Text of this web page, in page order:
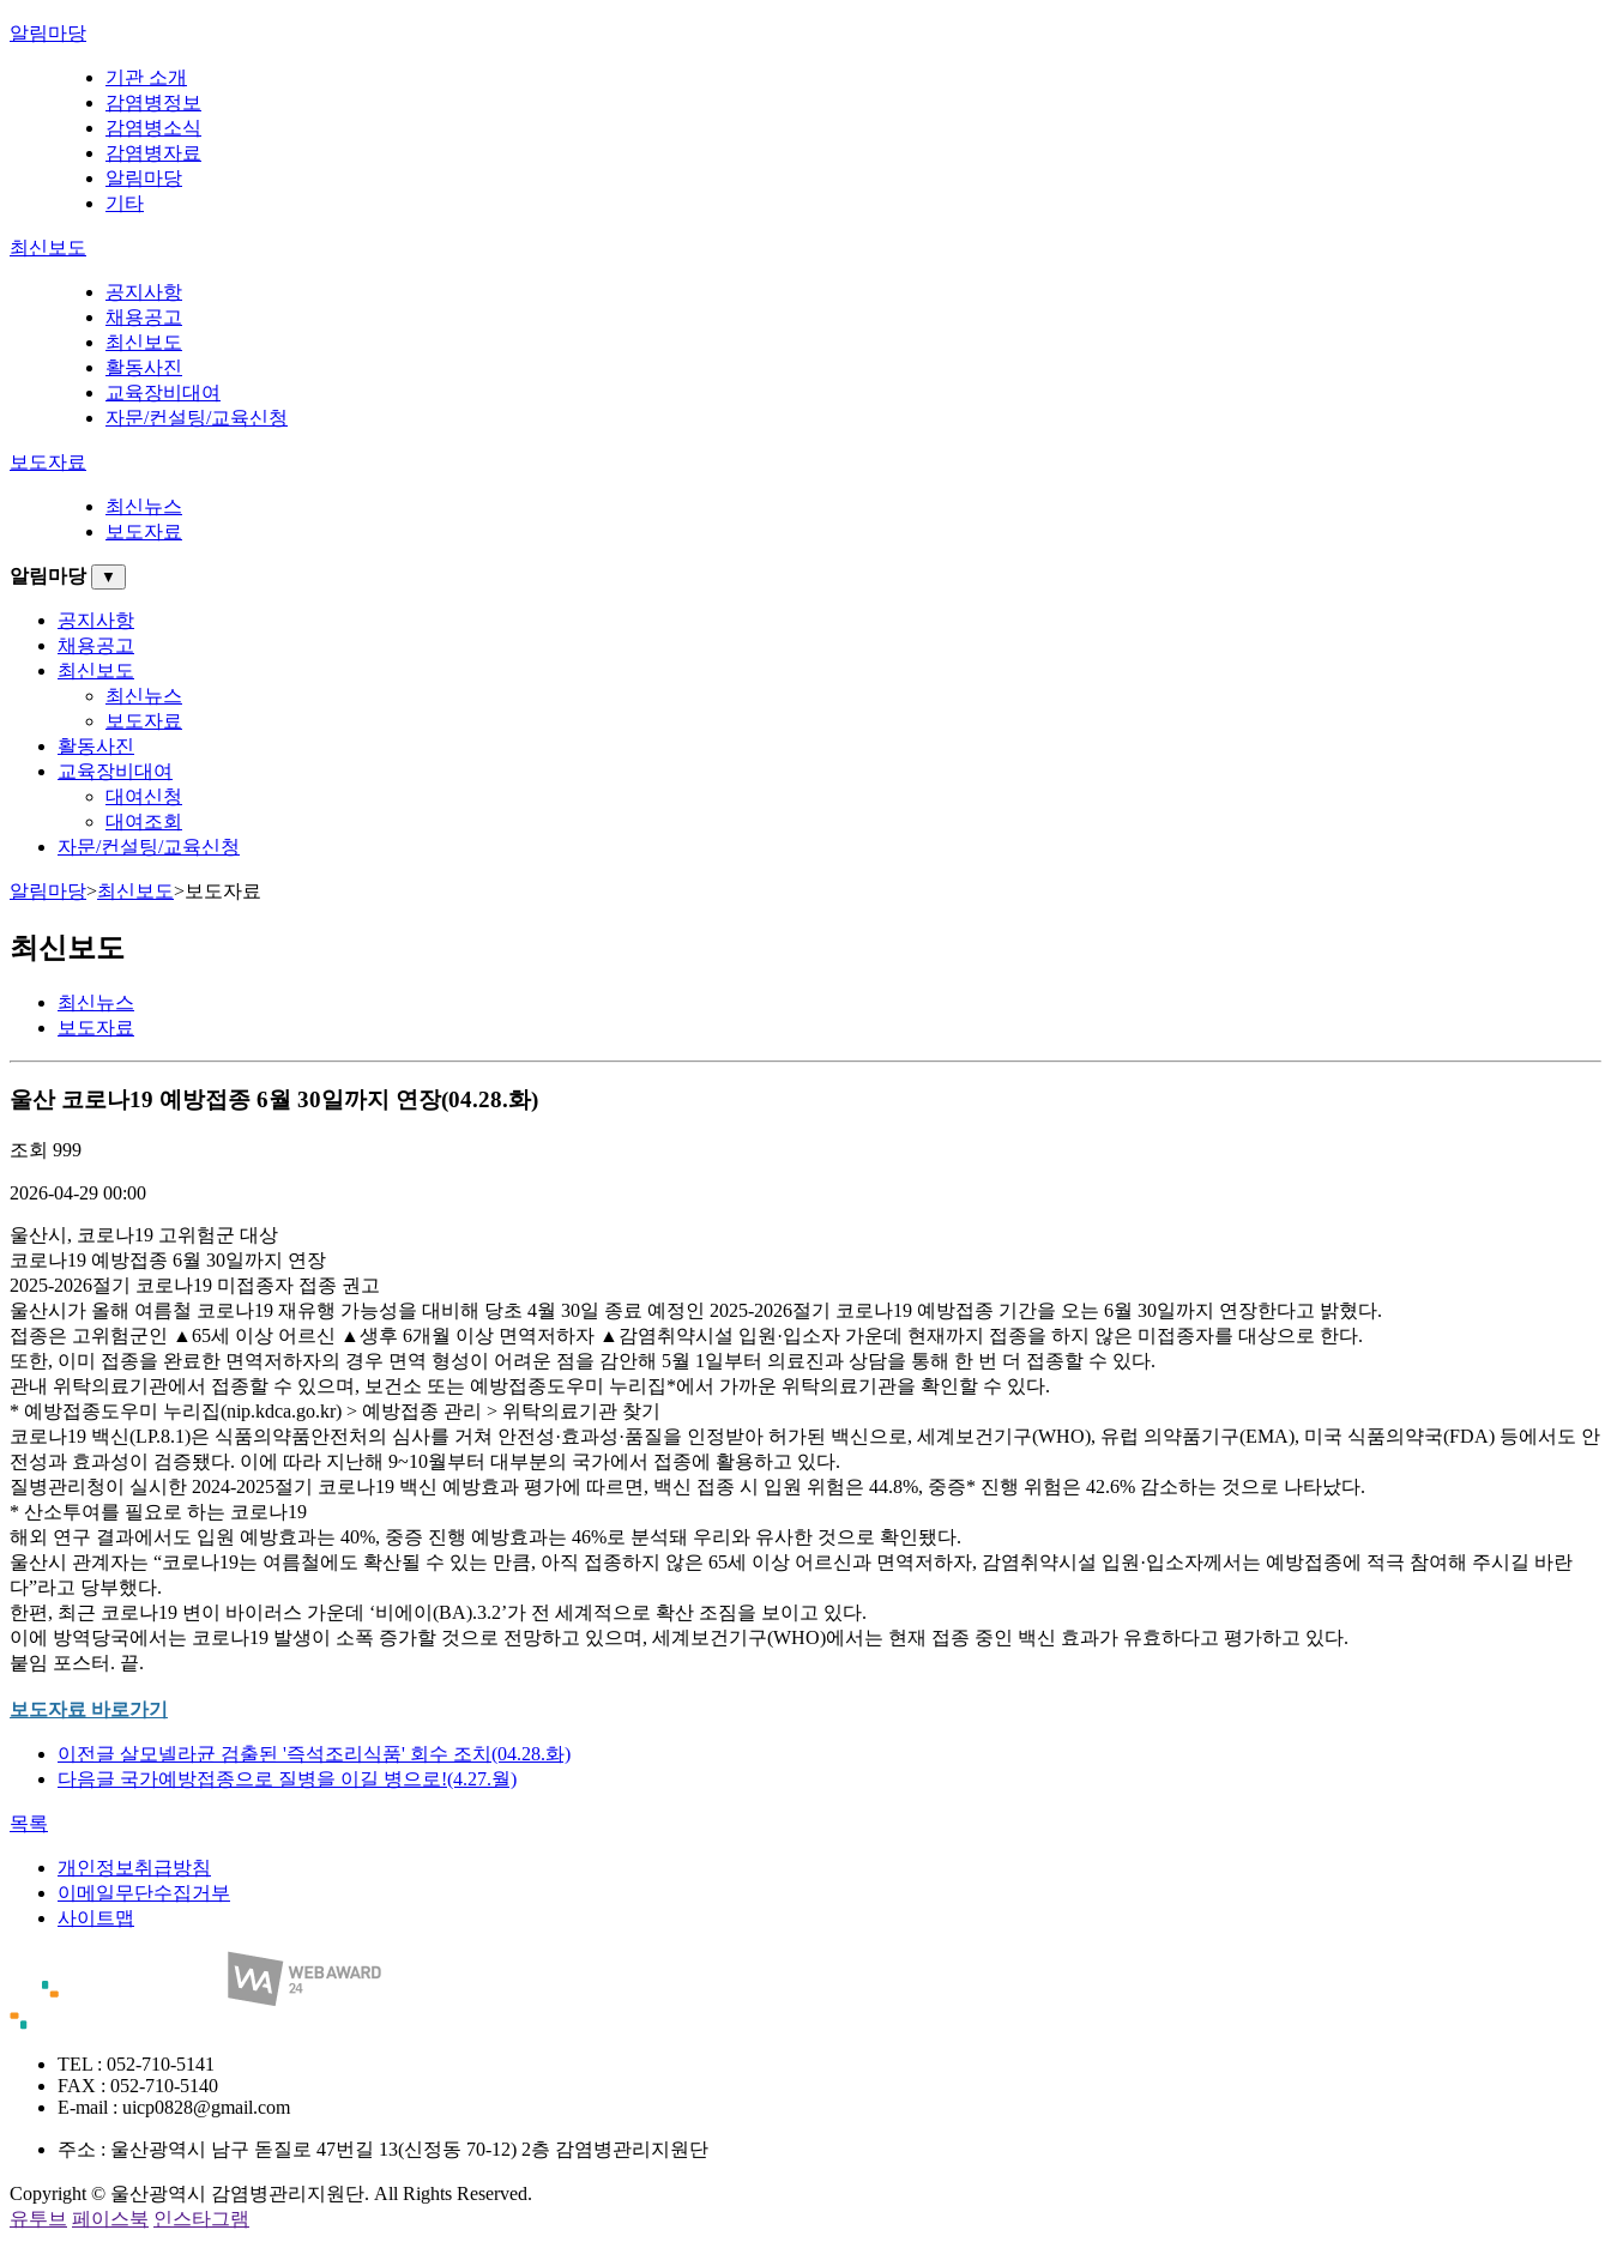
알림마당
기관 소개
감염병정보
감염병소식
감염병자료
알림마당
기타
최신보도
공지사항
채용공고
최신보도
활동사진
교육장비대여
자문/컨설팅/교육신청
보도자료
최신뉴스
보도자료
알림마당 ▼
공지사항
채용공고
최신보도
최신뉴스
보도자료
활동사진
교육장비대여
대여신청
대여조회
자문/컨설팅/교육신청
알림마당>최신보도>보도자료
최신보도
최신뉴스
보도자료
울산 코로나19 예방접종 6월 30일까지 연장(04.28.화)
조회 999
2026-04-29 00:00
울산시, 코로나19 고위험군 대상
코로나19 예방접종 6월 30일까지 연장
2025-2026절기 코로나19 미접종자 접종 권고
울산시가 올해 여름철 코로나19 재유행 가능성을 대비해 당초 4월 30일 종료 예정인 2025-2026절기 코로나19 예방접종 기간을 오는 6월 30일까지 연장한다고 밝혔다.
접종은 고위험군인 ▲65세 이상 어르신 ▲생후 6개월 이상 면역저하자 ▲감염취약시설 입원·입소자 가운데 현재까지 접종을 하지 않은 미접종자를 대상으로 한다.
또한, 이미 접종을 완료한 면역저하자의 경우 면역 형성이 어려운 점을 감안해 5월 1일부터 의료진과 상담을 통해 한 번 더 접종할 수 있다.
관내 위탁의료기관에서 접종할 수 있으며, 보건소 또는 예방접종도우미 누리집*에서 가까운 위탁의료기관을 확인할 수 있다.
* 예방접종도우미 누리집(nip.kdca.go.kr) > 예방접종 관리 > 위탁의료기관 찾기
코로나19 백신(LP.8.1)은 식품의약품안전처의 심사를 거쳐 안전성·효과성·품질을 인정받아 허가된 백신으로, 세계보건기구(WHO), 유럽 의약품기구(EMA), 미국 식품의약국(FDA) 등에서도 안
전성과 효과성이 검증됐다. 이에 따라 지난해 9~10월부터 대부분의 국가에서 접종에 활용하고 있다.
질병관리청이 실시한 2024-2025절기 코로나19 백신 예방효과 평가에 따르면, 백신 접종 시 입원 위험은 44.8%, 중증* 진행 위험은 42.6% 감소하는 것으로 나타났다.
* 산소투여를 필요로 하는 코로나19
해외 연구 결과에서도 입원 예방효과는 40%, 중증 진행 예방효과는 46%로 분석돼 우리와 유사한 것으로 확인됐다.
울산시 관계자는 “코로나19는 여름철에도 확산될 수 있는 만큼, 아직 접종하지 않은 65세 이상 어르신과 면역저하자, 감염취약시설 입원·입소자께서는 예방접종에 적극 참여해 주시길 바란
다”라고 당부했다.
한편, 최근 코로나19 변이 바이러스 가운데 ‘비에이(BA).3.2’가 전 세계적으로 확산 조짐을 보이고 있다.
이에 방역당국에서는 코로나19 발생이 소폭 증가할 것으로 전망하고 있으며, 세계보건기구(WHO)에서는 현재 접종 중인 백신 효과가 유효하다고 평가하고 있다.
붙임 포스터. 끝.
보도자료 바로가기
이전글 살모넬라균 검출된 '즉석조리식품' 회수 조치(04.28.화)
다음글 국가예방접종으로 질병을 이길 병으로!(4.27.월)
목록
개인정보취급방침
이메일무단수집거부
사이트맵
TEL : 052-710-5141
FAX : 052-710-5140
E-mail : uicp0828@gmail.com
주소 : 울산광역시 남구 돋질로 47번길 13(신정동 70-12) 2층 감염병관리지원단
Copyright © 울산광역시 감염병관리지원단. All Rights Reserved.
유투브 페이스북 인스타그램